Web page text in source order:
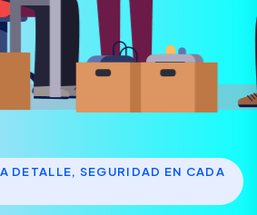
DETALLE, SEGURIDAD EN CADA